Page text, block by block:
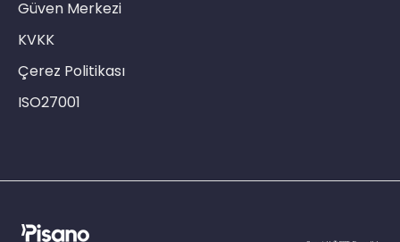
Güven Merkezi
KVKK
Çerez Politikası
ISO27001